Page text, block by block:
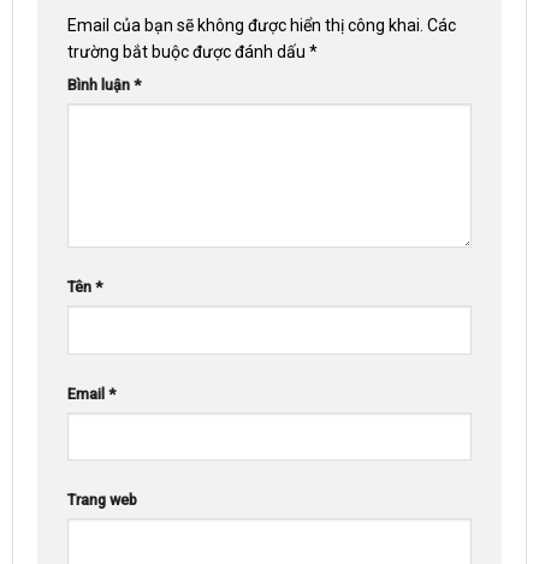
Email của bạn sẽ không được hiển thị công khai. Các
trường bắt buộc được đánh dấu *
Bình luận *
Tên *
Email *
Trang web